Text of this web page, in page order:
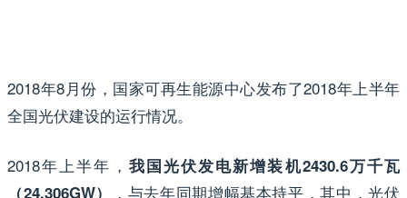
2018年8月份，国家可再生能源中心发布了2018年上半年
全国光伏建设的运行情况。
2018年上半年， 我国光伏发电新增装机2430.6万千瓦
（24.306GW）
，与去年同期增幅基本持平，其中，光伏